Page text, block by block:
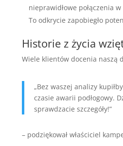
nieprawidłowe połączenia
To odkrycie zapobiegło
Historie z życia
Wiele klientów docenia naszą
„Bez waszej analizy
czasie awarii podłogowy.
sprawdzacie szczegóły!”
– podziękował właściciel